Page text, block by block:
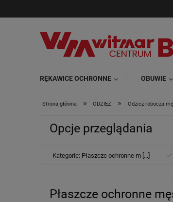
RĘKAWICE OCHRONNE OBUWIE
Strona główna » ODZIEŻ » Odzież robocza
Opcje przeglądania
Kategorie: Płaszcze ochronne m [...]
Płaszcze ochronne